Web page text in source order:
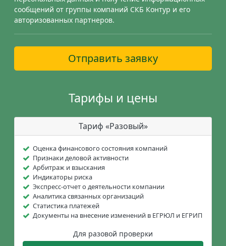
сообщений от группы компаний СКБ Контур и его
авторизованных партнеров.
Отправить заявку
Тарифы и цены
Тариф «Разовый»
Оценка финансового состояния компаний
Признаки деловой активности
Арбитраж и взыскания
Индикаторы риска
Экспресс-отчет о деятельности компании
Аналитика связанных организаций
Статистика платежей
Документы на внесение изменений в ЕГРЮЛ и ЕГРИП
Для разовой проверки